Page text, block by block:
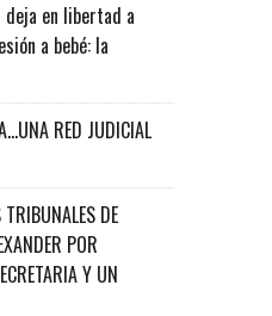
deja en libertad a
a bebé: la
RED JUDICIAL
DE
POR
Y UN